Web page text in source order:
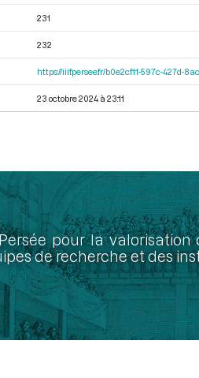
231
232
https://iiif.persee.fr/b0e2cf11-597c-427d-
23 octobre 2024 à 23:11
pour la
de recherche et des